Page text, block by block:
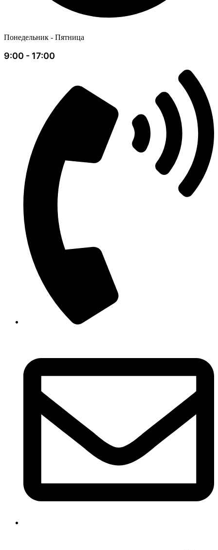
Понедельник - Пятница
9:00 - 17:00